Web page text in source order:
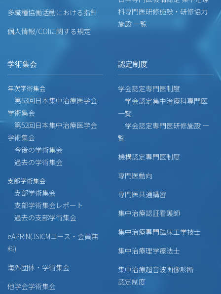
多職種協働活動における指針
個人情報/COIに関する規定
科専門医研修施設・研修協力
施設 一覧
学術集会
年次学術集会
第53回日本集中治療医学会
学術集会
第52回日本集中治療医学会
学術集会
今後の学術集会
過去の学術集会
支部学術集会
支部学術集会
支部学術集会レポート
過去の支部学術集会
eAPRIN(JSICMコース・会員無
料)
海外団体・学術集会
他学会学術集会
認定制度
学会認定専門医制度
学会認定集中治療科専門医
一覧
学会認定専門医研修施設 一
覧
機構認定専門医制度
専門医動向
専門医共通講習
集中治療認証看護師
集中治療専門臨床工学技士
集中治療理学療法士
集中治療超音波画像診断
認定制度